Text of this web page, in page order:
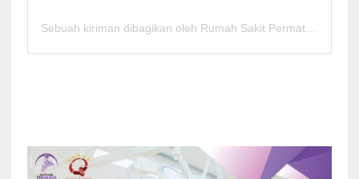
Sebuah kiriman dibagikan oleh Rumah Sakit Permata Cirebon (@rspermatacirebon)